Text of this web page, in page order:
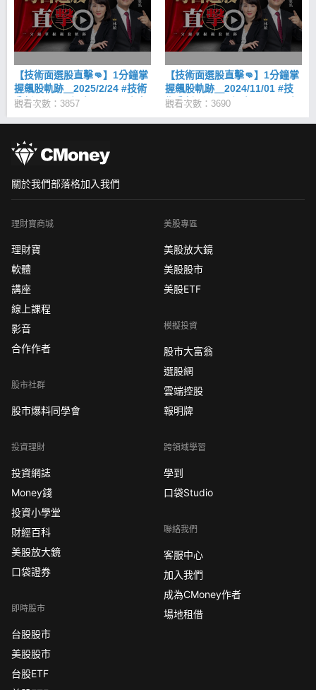
前】領先盤勢鎖股布局 → 【盤中】遵守紀律 → 【盤
後】重新檢視交易盲點 一、賺錢好簡單?!噓~~飆股上
校揭露神秘力量 二、原來賺錢還有口訣?飆股上校分
享背口訣學經驗(上集) 三、如何避開大賠?飆股上校分
【技術面選股直擊👊】1分鐘掌
握飆股軌跡＿2025/2/24 #技術
分析 #選股 #投資 #飆股 #朱家
觀看次數：3857
【技術面選股直擊👊】1分鐘掌
握飆股軌跡＿2024/11/01 #技
術分析 #選股 #投資 #飆股 #朱
觀看次數：3690
關於我們部落格加入我們
理財寶商城
理財寶
軟體
講座
線上課程
影音
合作作者
股市社群
股市爆料同學會
投資理財
投資網誌
Money錢
投資小學堂
財經百科
美股放大鏡
口袋證券
即時股市
台股股市
美股股市
台股ETF
美股專區
美股放大鏡
美股股市
美股ETF
模擬投資
股市大富翁
選股網
雲端控股
報明牌
跨領域學習
學到
口袋Studio
聯絡我們
客服中心
加入我們
成為CMoney作者
場地租借